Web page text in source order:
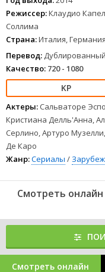
Режиссер:Клаудио
Соллима
Страна:Италия, Германия
Перевод: Дублированный
Качество: 720 - 1080
Актеры: Сальваторе
Кристиана Делль'Анна,
Серлино, Артуро
Де Каро
Жанр:Сериалы /
Смотреть
Смотреть онлайн